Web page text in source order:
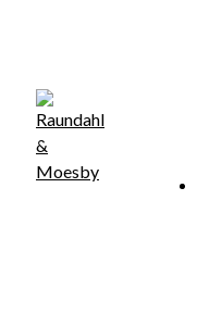
content